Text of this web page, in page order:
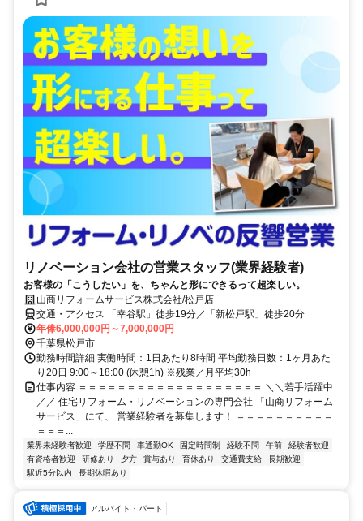
リノベーション会社の営業スタッフ(業界経験者)
お客様の「こうしたい」を、ちゃんと形にできるって超楽しい。
山商リフォームサービス株式会社/松戸店
交通・アクセス 「幸谷駅」徒歩19分／「新松戸駅」徒歩20分
年俸6,000,000円～7,000,000円
千葉県松戸市
勤務時間詳細 実働時間：1日あたり8時間 平均勤務日数：1ヶ月あた
り20日 9:00～18:00 (休憩1h) ※残業／月平均30h
仕事内容 ＝＝＝＝＝＝＝＝＝＝＝＝＝＝＝＝＝＝＝ ＼＼若手活躍中
／／ 住宅リフォーム・リノベーションの専門会社 「山商リフォーム
サービス」にて、 営業経験者を募集します！ ＝＝＝＝＝＝＝＝＝＝
＝＝＝...
業界未経験者歓迎 学歴不問 車通勤OK 固定時間制 経験不問 午前
経験者歓迎
有資格者歓迎
研修あり 夕方 賞与あり 育休あり 交通費支給
長期歓迎
駅近5分以内
長期休暇あり
アルバイト・パート